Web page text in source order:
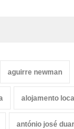
aguirre newman
alojamento local
antónio josé